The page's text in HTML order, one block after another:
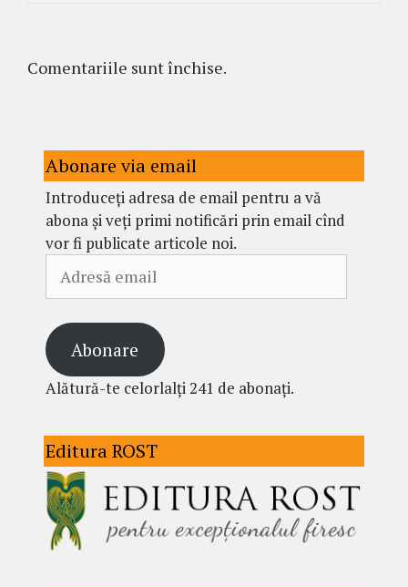
Comentariile sunt închise.
Abonare via email
Introduceți adresa de email pentru a vă
abona și veți primi notificări prin email cînd
vor fi publicate articole noi.
email
Abonare
Alătură-te celorlalți 241 de abonați.
Editura ROST